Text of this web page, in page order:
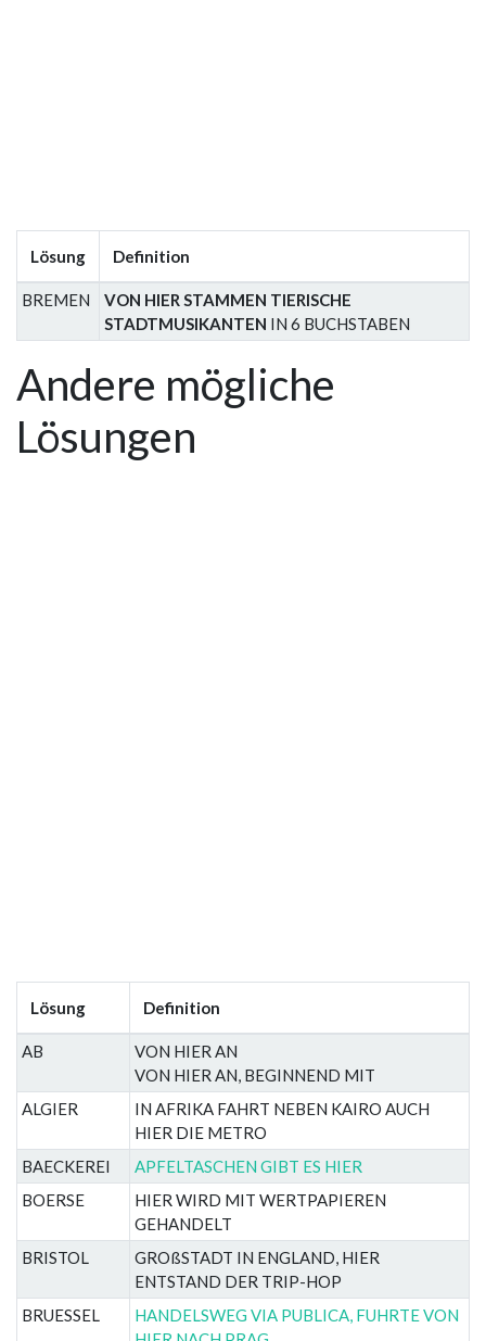
Lösung Definition
BREMEN
VON HIER STAMMEN TIERISCHE
STADTMUSIKANTEN IN 6 BUCHSTABEN
Andere mögliche
Lösungen
Lösung Definition
AB
VON HIER AN
VON HIER AN, BEGINNEND MIT
ALGIER
IN AFRIKA FAHRT NEBEN KAIRO AUCH
HIER DIE METRO
BAECKEREI
APFELTASCHEN GIBT ES HIER
BOERSE
HIER WIRD MIT WERTPAPIEREN
GEHANDELT
BRISTOL
GROßSTADT IN ENGLAND, HIER
ENTSTAND DER TRIP-HOP
BRUESSEL
HANDELSWEG VIA PUBLICA, FUHRTE VON